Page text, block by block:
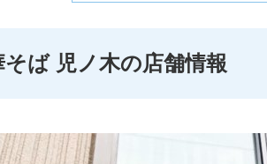
そば 児ノ木の店舗情報